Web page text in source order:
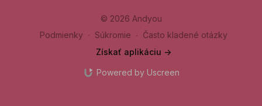
© 2026 Andyou
Podmienky ∙ Súkromie ∙ Často kladené otázky
Získať aplikáciu ->
Powered by Uscreen